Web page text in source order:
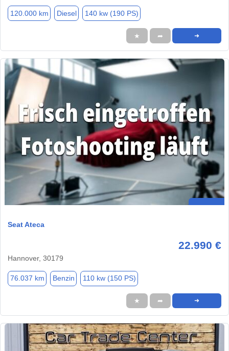
120.000 km Diesel 140 kw (190 PS)
★ ➦ ➜
Seat Ateca
22.990 €
Hannover, 30179
76.037 km Benzin 110 kw (150 PS)
★ ➦ ➜